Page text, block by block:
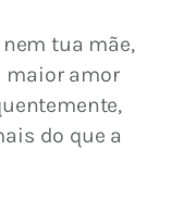
tua mãe,
maior amor
do que a